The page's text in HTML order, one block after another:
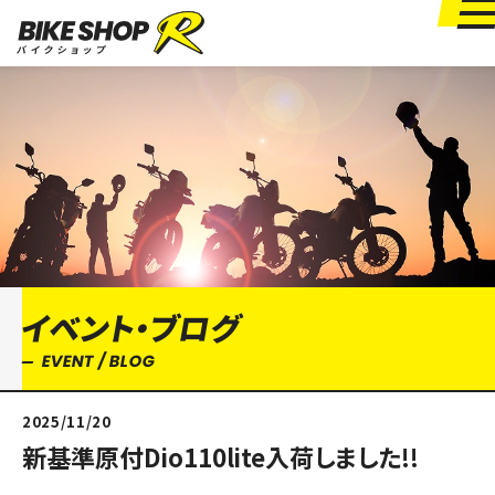
イベント・ブログ
EVENT / BLOG
2025/11/20
新基準原付Dio110lite入荷しました!!